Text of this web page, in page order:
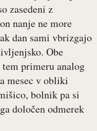
zasedeni z
nanje ne more
dan sami vbrizgajo
Obe
primeru analog
mesec v obliki
bolnik pa si
določen odmerek